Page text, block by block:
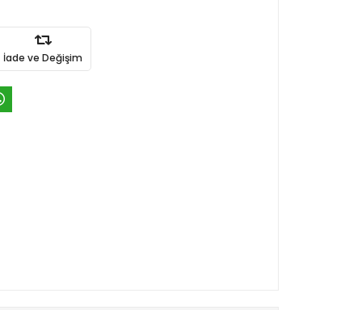
İade ve Değişim